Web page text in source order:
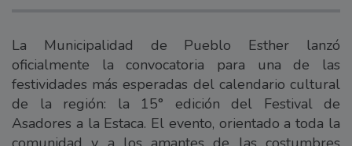
La Municipalidad de Pueblo Esther lanzó
oficialmente la convocatoria para una de las
festividades más esperadas del calendario cultural
de la región: la 15° edición del Festival de
Asadores a la Estaca. El evento, orientado a toda la